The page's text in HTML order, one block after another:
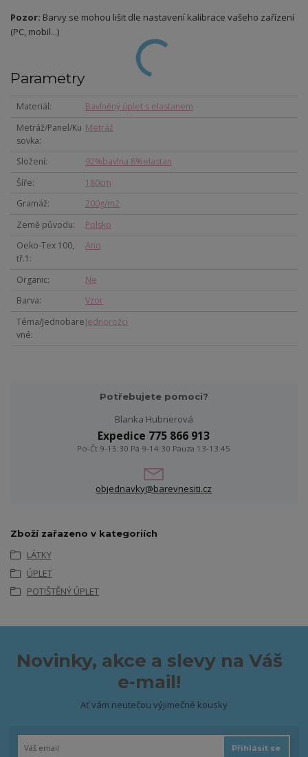
Pozor: Barvy se mohou lišit dle nastavení kalibrace vašeho zařízení
(PC, mobil...)
Parametry
Materiál
Bavlněný úplet s elastanem
Metráž/Panel/Ku
sovka
Metráž
Složení
92%bavlna 8%elastan
Šíře
180cm
Gramáž
200g/m2
Země původu
Polsko
Oeko-Tex 100,
tř.1
Ano
Organic
Ne
Barva
Vzor
Téma/Jednobare
vné
Jednorožci
Potřebujete pomoci?
Blanka Hubnerová
Expedice 775 866 913
Po-Čt 9-15:30 Pá 9-14:30 Pauza 13-13:45
objednavky@barevnesiti.cz
Zboží zařazeno v kategoriích
LÁTKY
ÚPLET
POTIŠTĚNÝ ÚPLET
Novinky, akce a slevy na Váš
e-mail!
Ať vám neutečou výjimečné kousky
Přihlásit se